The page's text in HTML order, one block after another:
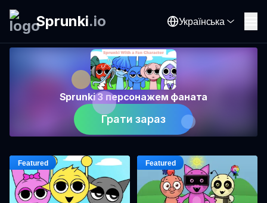
Sprunki.io Українська
Sprunki З персонажем фаната
Грати зараз